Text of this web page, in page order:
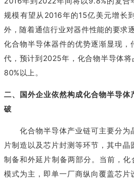
规模有望从2016年的15亿美元增长
外，随着通信行业对器件性能的要求
化合物半导体器件的优势逐渐显现，
代，预计到2025年，化合物半导体
80%以上。
二、国外企业依然构成化合物半导体
破
化合物半导体产业链可主要分为
片制造以及芯片封测等环节，其中
制备和外延片制备两部分。当前，
模式为主，即单一厂商纵向覆盖芯片